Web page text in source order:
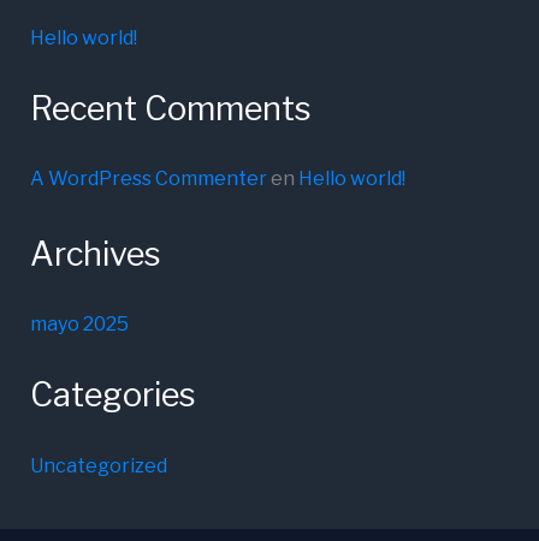
Hello world!
Recent Comments
A WordPress Commenteren Hello world!
Archives
mayo 2025
Categories
Uncategorized